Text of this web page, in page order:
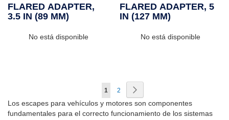
FLARED ADAPTER,
3.5 IN (89 MM)
No está disponible
FLARED ADAPTER, 5
IN (127 MM)
No está disponible
Página
Actualmente
estás
1 Página
2
Los escapes para vehículos y motores son componentes
fundamentales para el correcto funcionamiento de los sistemas